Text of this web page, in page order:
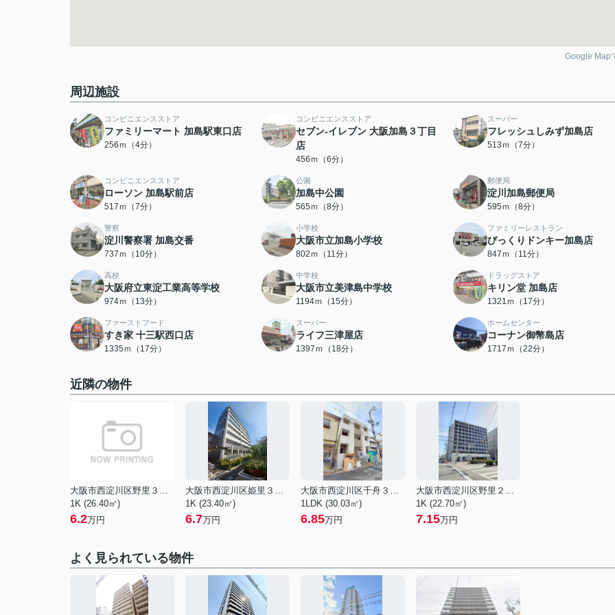
Google Map
周辺施設
コンビニエンスストア
ファミリーマート 加島駅東口店
256ｍ（4分）
コンビニエンスストア
セブン-イレブン 大阪加島３丁目
店
456ｍ（6分）
スーパー
フレッシュしみず加島店
513ｍ（7分）
コンビニエンスストア
ローソン 加島駅前店
517ｍ（7分）
公園
加島中公園
565ｍ（8分）
郵便局
淀川加島郵便局
595ｍ（8分）
警察
淀川警察署 加島交番
737ｍ（10分）
小学校
大阪市立加島小学校
802ｍ（11分）
ファミリーレストラン
びっくりドンキー加島店
847ｍ（11分）
高校
大阪府立東淀工業高等学校
974ｍ（13分）
中学校
大阪市立美津島中学校
1194ｍ（15分）
ドラッグストア
キリン堂 加島店
1321ｍ（17分）
ファーストフード
すき家 十三駅西口店
1335ｍ（17分）
スーパー
ライフ三津屋店
1397ｍ（18分）
ホームセンター
コーナン御幣島店
1717ｍ（22分）
近隣の物件
大阪市西淀川区野里３丁目
1K (26.40㎡)
6.2万円
大阪市西淀川区姫里３丁目
1K (23.40㎡)
6.7万円
大阪市西淀川区千舟３丁目
1LDK (30.03㎡)
6.85万円
大阪市西淀川区野里２丁目
1K (22.70㎡)
7.15万円
よく見られている物件